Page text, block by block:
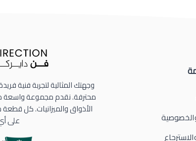
وجهتك المثالية لتجربة فنية
محترفة. نقدم مجموعة واسعة
الأذواق والميزانيات. كل
على